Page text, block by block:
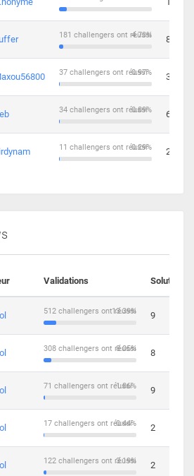
4.73%
181 challengers ont réussi 8
0.97%
37 challengers ont réussi 3
0.89%
34 challengers ont réussi 6
0.29%
11 challengers ont réussi 2
Validations Solutions
13.39%
512 challengers ont réussi 9
8.05%
308 challengers ont réussi 8
1.86%
71 challengers ont réussi 9
0.44%
17 challengers ont réussi 2
3.19%
122 challengers ont réussi 2